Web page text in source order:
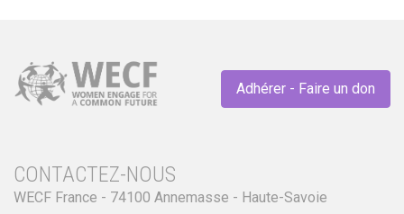
Adhérer - Faire un don
CONTACTEZ-NOUS
WECF France - 74100 Annemasse - Haute-Savoie